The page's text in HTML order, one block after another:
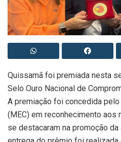
Quissamã foi premiada nesta
Selo Ouro Nacional de
A premiação foi concedida
(MEC) em reconhecimento
se destacaram na promoção